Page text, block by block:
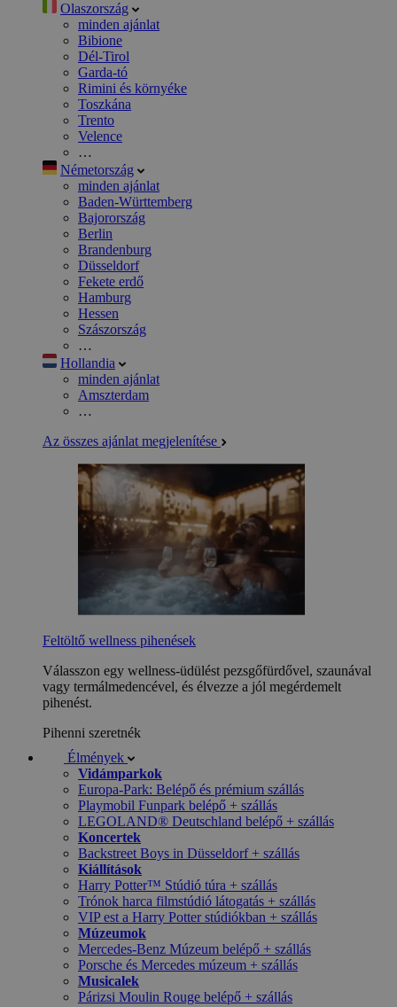
Olaszország
minden ajánlat
Bibione
Dél-Tirol
Garda-tó
Rimini és környéke
Toszkána
Trento
Velence
…
Németország
minden ajánlat
Baden-Württemberg
Bajorország
Berlin
Brandenburg
Düsseldorf
Fekete erdő
Hamburg
Hessen
Szászország
…
Hollandia
minden ajánlat
Amszterdam
…
Az összes ajánlat megjelenítése
Feltöltő wellness pihenések
Válasszon egy wellness-üdülést pezsgőfürdővel, szaunával
vagy termálmedencével, és élvezze a jól megérdemelt
pihenést.
Pihenni szeretnék
Élmények
Vidámparkok
Europa-Park: Belépő és prémium szállás
Playmobil Funpark belépő + szállás
LEGOLAND® Deutschland belépő + szállás
Koncertek
Backstreet Boys in Düsseldorf + szállás
Kiállítások
Harry Potter™ Stúdió túra + szállás
Trónok harca filmstúdió látogatás + szállás
VIP est a Harry Potter stúdiókban + szállás
Múzeumok
Mercedes-Benz Múzeum belépő + szállás
Porsche és Mercedes múzeum + szállás
Musicalek
Párizsi Moulin Rouge belépő + szállás